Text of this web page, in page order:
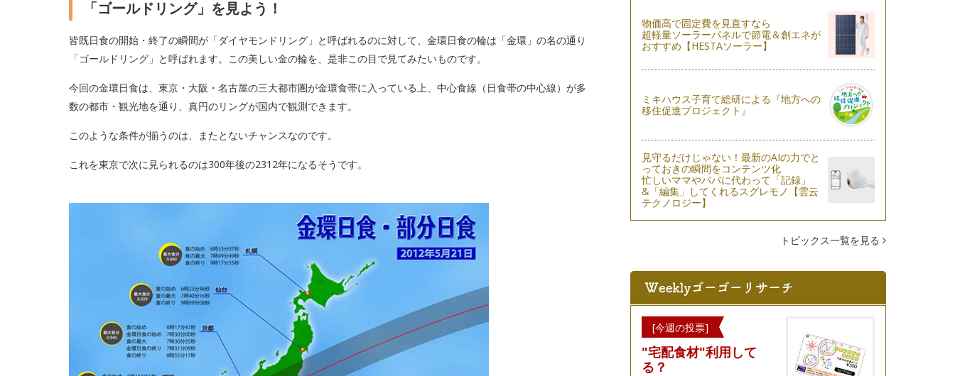
「ゴールドリング」を見よう！
皆既日食の開始・終了の瞬間が「ダイヤモンドリング」と呼ばれるのに対して、金環日食の輪は「金環」の名の通り
「ゴールドリング」と呼ばれます。この美しい金の輪を、是非この目で見てみたいものです。
今回の金環日食は、東京・大阪・名古屋の三大都市圏が金環食帯に入っている上、中心食線（日食帯の中心線）が多
数の都市・観光地を通り、真円のリングが国内で観測できます。
このような条件が揃うのは、またとないチャンスなのです。
これを東京で次に見られるのは300年後の2312年になるそうです。
物価高で固定費を見直すなら
超軽量ソーラーパネルで節電＆創エネが
おすすめ【HESTAソーラー】
ミキハウス子育て総研による『地方への
移住促進プロジェクト』
見守るだけじゃない！最新のAIの力でと
っておきの瞬間をコンテンツ化
忙しいママやパパに代わって「記録」
&「編集」してくれるスグレモノ【雲云
テクノロジー】
トピックス一覧を見る
[今週の投票]
"宅配食材"利用して
る？